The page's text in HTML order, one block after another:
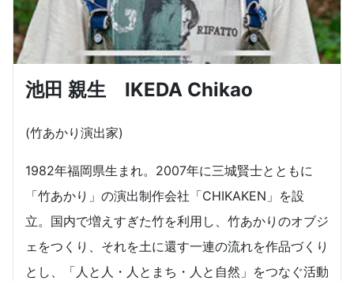
池田 親生 IKEDA Chikao
(竹あかり演出家)
1982年福岡県生まれ。2007年に三城賢士とともに
「竹あかり」の演出制作会社「CHIKAKEN」を設
立。国内で増えすぎた竹を利用し、竹あかりのオブジ
ェをつくり、それを土に還す一連の流れを作品づくり
とし、「人と人・人とまち・人と自然」をつなぐ活動